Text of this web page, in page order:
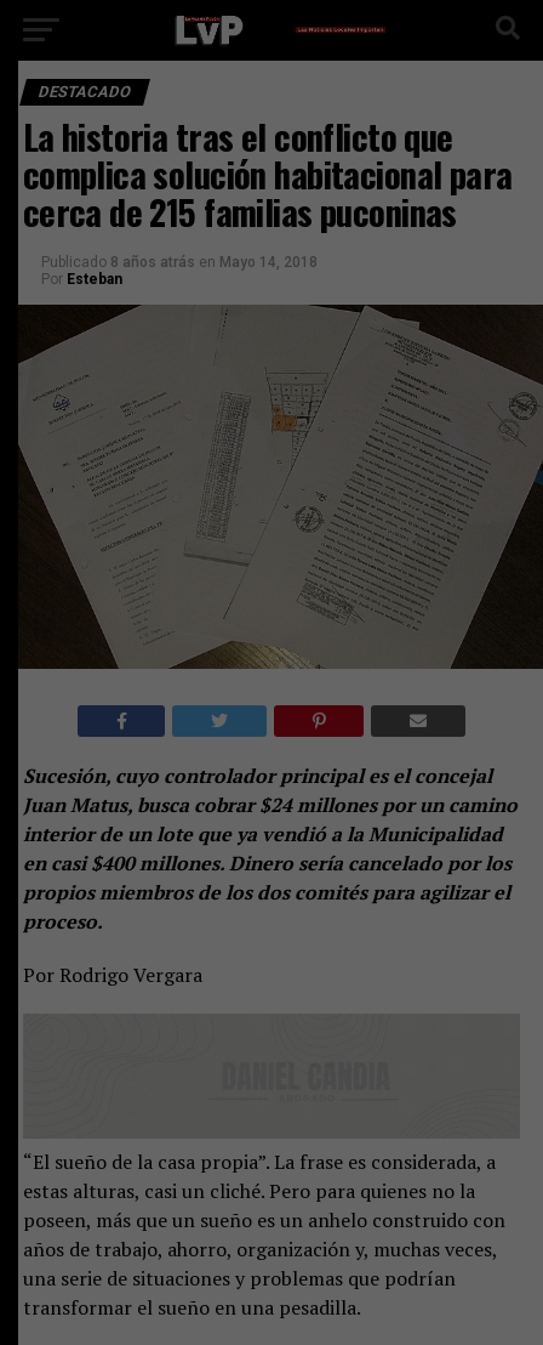
DESTACADO
La historia tras el conflicto que
complica solución habitacional para
cerca de 215 familias puconinas
Publicado 8 años atrás en Mayo 14, 2018
Por Esteban
Sucesión, cuyo controlador principal es el concejal
Juan Matus, busca cobrar $24 millones por un camino
interior de un lote que ya vendió a la Municipalidad
en casi $400 millones. Dinero sería cancelado por los
propios miembros de los dos comités para agilizar el
proceso.
Por Rodrigo Vergara
“El sueño de la casa propia”. La frase es considerada, a
estas alturas, casi un cliché. Pero para quienes no la
poseen, más que un sueño es un anhelo construido con
años de trabajo, ahorro, organización y, muchas veces,
una serie de situaciones y problemas que podrían
transformar el sueño en una pesadilla.